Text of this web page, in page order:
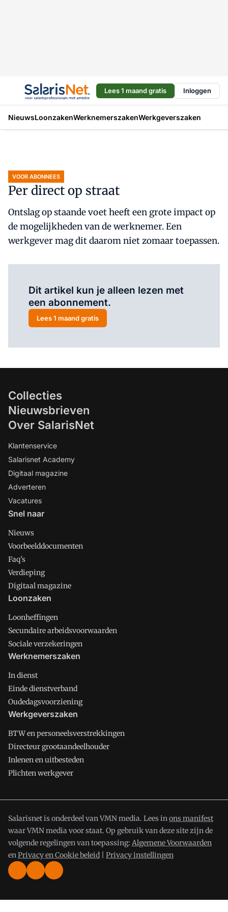
Lees 1 maand gratis Inloggen
NieuwsLoonzakenWerknemerszakenWerkgeverszaken
VOOR ABONNEES
Per direct op straat
Ontslag op staande voet heeft een grote impact op
de mogelijkheden van de werknemer. Een
werkgever mag dit daarom niet zomaar toepassen.
Dit artikel kun je alleen lezen met
een abonnement.
Lees 1 maand gratis
Collecties
Nieuwsbrieven
Over SalarisNet
Klantenservice
Salarisnet Academy
Digitaal magazine
Adverteren
Vacatures
Snel naar
Nieuws
Voorbeelddocumenten
Faq's
Verdieping
Digitaal magazine
Loonzaken
Loonheffingen
Secundaire arbeidsvoorwaarden
Sociale verzekeringen
Werknemerszaken
In dienst
Einde dienstverband
Oudedagsvoorziening
Werkgeverszaken
BTW en personeelsverstrekkingen
Directeur grootaandeelhouder
Inlenen en uitbesteden
Plichten werkgever
Salarisnet is onderdeel van VMN media. Lees inons manifest
waar VMN media voor staat. Op gebruik van deze site zijn de
volgende regelingen van toepassing: Algemene Voorwaarden
enPrivacy en Cookie beleid Privacy instellingen